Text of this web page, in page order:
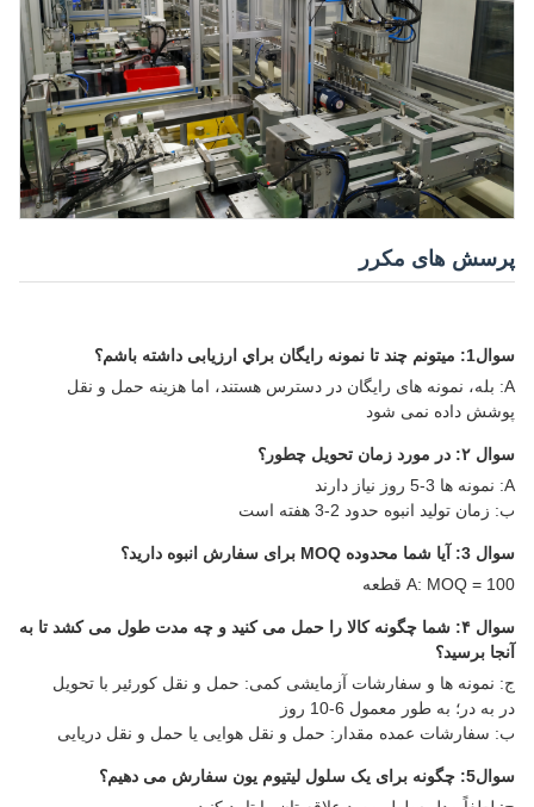
پرسش های مکرر
سوال1: ميتونم چند تا نمونه رایگان براي ارزیابی داشته باشم؟
A: بله، نمونه های رایگان در دسترس هستند، اما هزینه حمل و نقل
پوشش داده نمی شود
سوال ۲: در مورد زمان تحویل چطور؟
A: نمونه ها 3-5 روز نیاز دارند
ب: زمان تولید انبوه حدود 2-3 هفته است
سوال 3: آیا شما محدوده MOQ برای سفارش انبوه دارید؟
A: MOQ = 100 قطعه
سوال ۴: شما چگونه کالا را حمل می کنید و چه مدت طول می کشد تا به
آنجا برسید؟
ج: نمونه ها و سفارشات آزمایشی کمی: حمل و نقل کورئیر با تحویل
در به در؛ به طور معمول 6-10 روز
ب: سفارشات عمده مقدار: حمل و نقل هوایی یا حمل و نقل دریایی
سوال5: چگونه برای یک سلول لیتیوم یون سفارش می دهیم؟